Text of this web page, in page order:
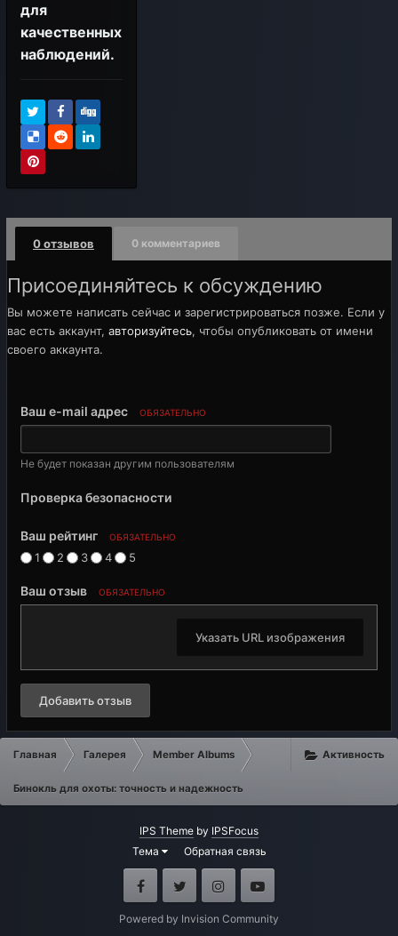
для
качественных
наблюдений.
0 отзывов 0 комментариев
Присоединяйтесь к обсуждению
Вы можете написать сейчас и зарегистрироваться позже. Если у
вас есть аккаунт, авторизуйтесь, чтобы опубликовать от имени
своего аккаунта.
Ваш e-mail адрес ОБЯЗАТЕЛЬНО
Не будет показан другим пользователям
Проверка безопасности
Ваш рейтинг ОБЯЗАТЕЛЬНО
1 2 3 4 5
Ваш отзыв ОБЯЗАТЕЛЬНО
Указать URL изображения
Добавить отзыв
Активность
Главная Галерея Member Albums
Бинокль для охоты: точность и надежность
IPS Theme by IPSFocus
Тема
Обратная связь
FacebookTwitter Instagram
Powered by Invision Community